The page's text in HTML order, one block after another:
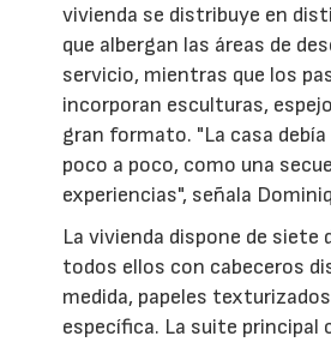
vivienda se distribuye en
que albergan las áreas de
servicio, mientras que los
incorporan esculturas,
gran formato. "La casa
poco a poco, como una
experiencias", señala
La vivienda dispone de siete
todos ellos con cabeceros
medida, papeles
específica. La suite principal